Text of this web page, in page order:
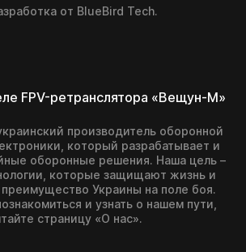
от BlueBird Tech.
FPV-ретранслятора «Вещун-М»
производитель оборонной
который разрабатывает и
оборонные решения. Наша цель –
которые защищают жизнь и
Украины на поле боя.
и узнать о нашем пути,
страницу «О нас».